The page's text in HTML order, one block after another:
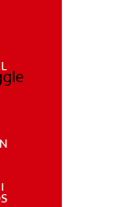
SALUD BUCAL